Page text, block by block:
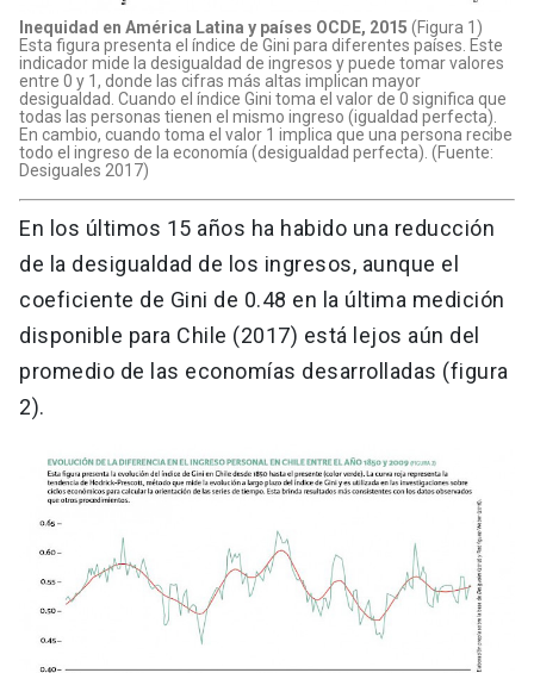
Inequidad en América Latina y países OCDE, 2015 (Figura 1)
Esta figura presenta el índice de Gini para diferentes países. Este
indicador mide la desigualdad de ingresos y puede tomar valores
entre 0 y 1, donde las cifras más altas implican mayor
desigualdad. Cuando el índice Gini toma el valor de 0 significa que
todas las personas tienen el mismo ingreso (igualdad perfecta).
En cambio, cuando toma el valor 1 implica que una persona recibe
todo el ingreso de la economía (desigualdad perfecta). (Fuente:
Desiguales 2017)
En los últimos 15 años ha habido una reducción
de la desigualdad de los ingresos, aunque el
coeficiente de Gini de 0.48 en la última medición
disponible para Chile (2017) está lejos aún del
promedio de las economías desarrolladas (figura
2).